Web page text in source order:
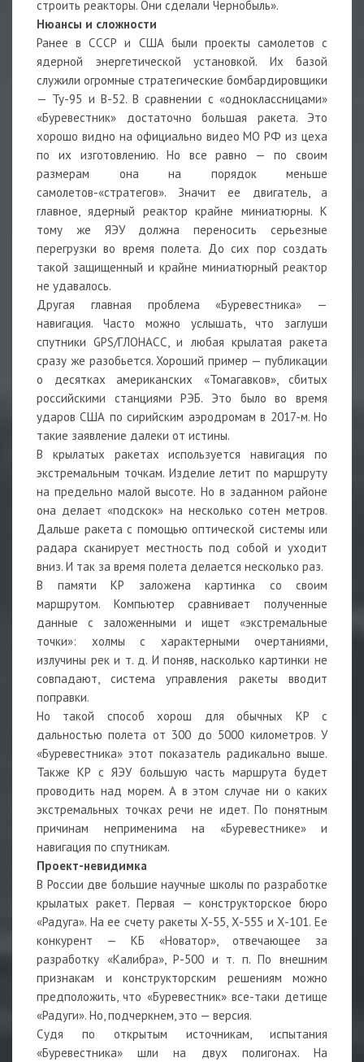
строить реакторы. Они сделали Чернобыль».
Нюансы и сложности
Ранее в СССР и США были проекты самолетов с
ядерной энергетической установкой. Их базой
служили огромные стратегические бомбардировщики
— Ту-95 и В-52. В сравнении с «одноклассницами»
«Буревестник» достаточно большая ракета. Это
хорошо видно на официально видео МО РФ из цеха
по их изготовлению. Но все равно — по своим
размерам она на порядок меньше
самолетов-«стратегов». Значит ее двигатель, а
главное, ядерный реактор крайне миниатюрны. К
тому же ЯЭУ должна переносить серьезные
перегрузки во время полета. До сих пор создать
такой защищенный и крайне миниатюрный реактор
не удавалось.
Другая главная проблема «Буревестника» —
навигация. Часто можно услышать, что заглуши
спутники GPS/ГЛОНАСС, и любая крылатая ракета
сразу же разобьется. Хороший пример — публикации
о десятках американских «Томагавков», сбитых
российскими станциями РЭБ. Это было во время
ударов США по сирийским аэродромам в 2017-м. Но
такие заявление далеки от истины.
В крылатых ракетах используется навигация по
экстремальным точкам. Изделие летит по маршруту
на предельно малой высоте. Но в заданном районе
она делает «подскок» на несколько сотен метров.
Дальше ракета с помощью оптической системы или
радара сканирует местность под собой и уходит
вниз. И так за время полета делается несколько раз.
В памяти КР заложена картинка со своим
маршрутом. Компьютер сравнивает полученные
данные с заложенными и ищет «экстремальные
точки»: холмы с характерными очертаниями,
излучины рек и т. д. И поняв, насколько картинки не
совпадают, система управления ракеты вводит
поправки.
Но такой способ хорош для обычных КР с
дальностью полета от 300 до 5000 километров. У
«Буревестника» этот показатель радикально выше.
Также КР с ЯЭУ большую часть маршрута будет
проводить над морем. А в этом случае ни о каких
экстремальных точках речи не идет. По понятным
причинам неприменима на «Буревестнике» и
навигация по спутникам.
Проект-невидимка
В России две большие научные школы по разработке
крылатых ракет. Первая — конструкторское бюро
«Радуга». На ее счету ракеты Х-55, Х-555 и Х-101. Ее
конкурент — КБ «Новатор», отвечающее за
разработку «Калибра», Р-500 и т. п. По внешним
признакам и конструкторским решениям можно
предположить, что «Буревестник» все-таки детище
«Радуги». Но, подчеркнем, это — версия.
Судя по открытым источникам, испытания
«Буревестника» шли на двух полигонах. На